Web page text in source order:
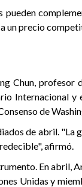
precio
Chun,
Internacional
de
de abril. "La
afirmó.
En abril,
Unidas y